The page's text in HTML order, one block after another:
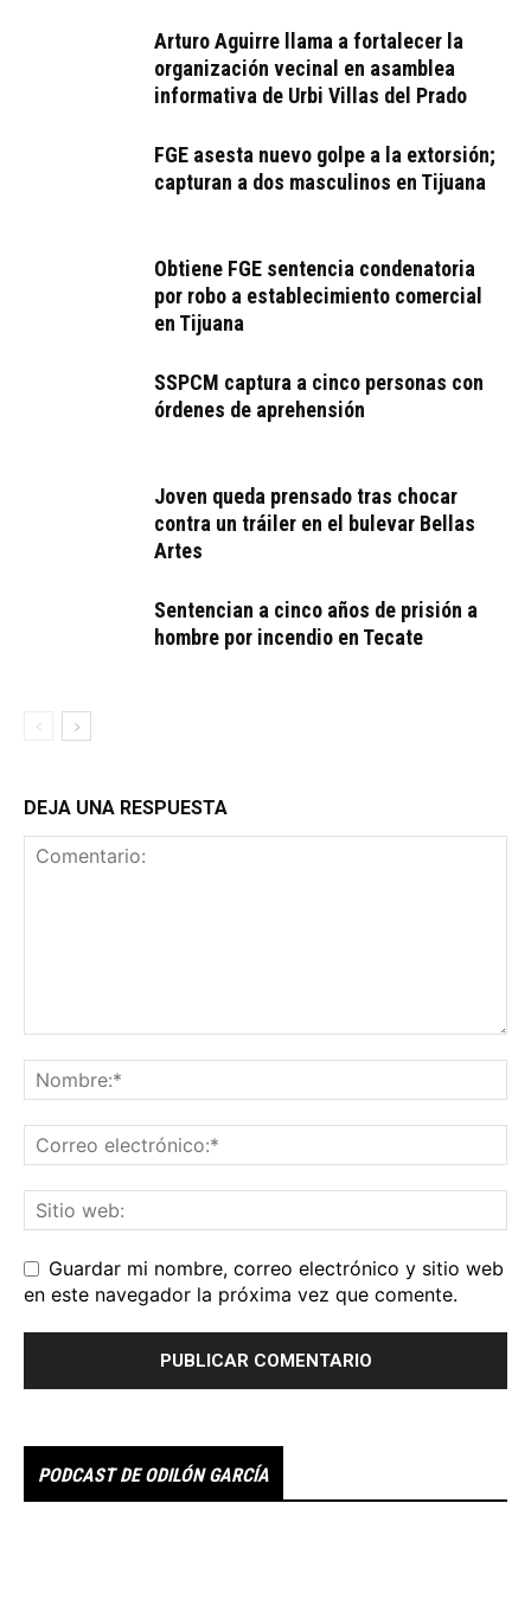
Arturo Aguirre llama a fortalecer la
organización vecinal en asamblea
informativa de Urbi Villas del Prado
FGE asesta nuevo golpe a la extorsión;
capturan a dos masculinos en Tijuana
Obtiene FGE sentencia condenatoria
por robo a establecimiento comercial
en Tijuana
SSPCM captura a cinco personas con
órdenes de aprehensión
Joven queda prensado tras chocar
contra un tráiler en el bulevar Bellas
Artes
Sentencian a cinco años de prisión a
hombre por incendio en Tecate
DEJA UNA RESPUESTA
Guardar mi nombre, correo electrónico y sitio web
en este navegador la próxima vez que comente.
PODCAST DE ODILÓN GARCÍA